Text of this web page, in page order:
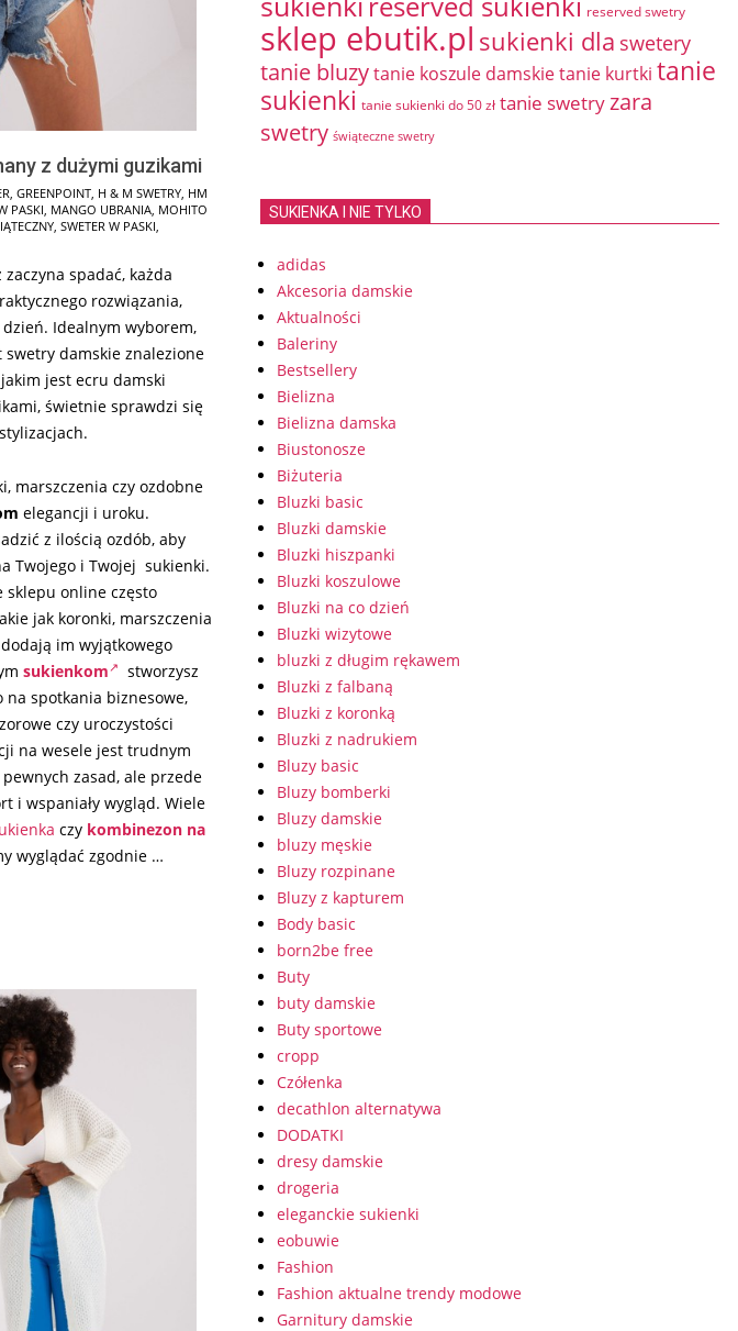
z dużymi guzikami
, GREENPOINT, H & M SWETRY, HM
PASKI, MANGO UBRANIA, MOHITO
, SWETER W PASKI,
spadać, każda
rozwiązania,
dzień. Idealnym wyborem,
swetry damskie znalezione
jest ecru damski
świetnie sprawdzi się
marszczenia czy ozdobne
elegancji i uroku.
z ilością ozdób, aby
Twojego i Twojej sukienki.
sklepu online często
jak koronki, marszczenia
im wyjątkowego
sukienkom
stworzysz
spotkania biznesowe,
czy uroczystości
na wesele jest trudnym
zasad, ale przede
i wspaniały wygląd. Wiele
czy kombinezon na
wyglądać zgodnie …
reserved swetry
sklep ebutik.pl sukienki dla swetery
tanie bluzytanie koszule damskietanie kurtki tanie
sukienki tanie sukienki do 50 zł tanie swetryzara
swetry świąteczne swetry
SUKIENKA I NIE TYLKO
adidas
Akcesoria damskie
Aktualności
Baleriny
Bestsellery
Bielizna
Bielizna damska
Biustonosze
Biżuteria
Bluzki basic
Bluzki damskie
Bluzki hiszpanki
Bluzki koszulowe
Bluzki na co dzień
Bluzki wizytowe
bluzki z długim rękawem
Bluzki z falbaną
Bluzki z koronką
Bluzki z nadrukiem
Bluzy basic
Bluzy bomberki
Bluzy damskie
bluzy męskie
Bluzy rozpinane
Bluzy z kapturem
Body basic
born2be free
Buty
buty damskie
Buty sportowe
cropp
Czółenka
decathlon alternatywa
DODATKI
dresy damskie
drogeria
eleganckie sukienki
eobuwie
Fashion
Fashion aktualne trendy modowe
Garnitury damskie